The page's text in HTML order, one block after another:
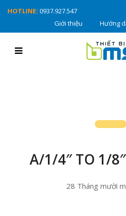
HOTLINE: 0937.927.547
Giới thiệu
Hướng
A/1/4″ TO 1/
28 Tháng mười